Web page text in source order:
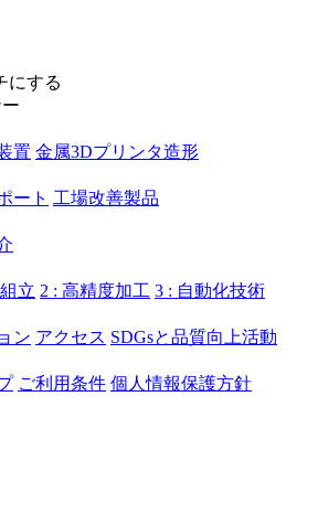
にする
置 金属3Dプリンタ造形
ート 工場改善製品
立 2 : 高精度加工 3 : 自動化技術
ン アクセス SDGsと品質向上活動
ご利用条件 個人情報保護方針